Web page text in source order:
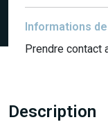
Informations
Prendre contact
Description